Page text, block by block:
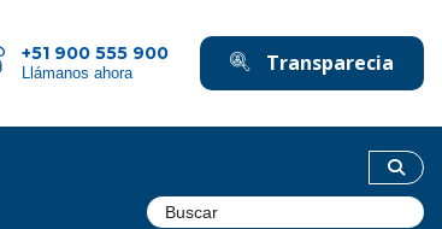
+51 900 555 900
Llámanos ahora Transparecia